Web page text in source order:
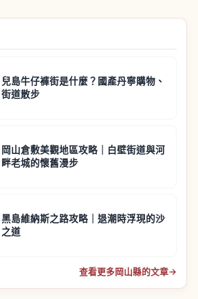
兒島牛仔褲街是什麼？國產丹寧購物、
街道散步
岡山倉敷美觀地區攻略｜白壁街道與河
畔老城的懷舊漫步
黑島維納斯之路攻略｜退潮時浮現的沙
之道
查看更多岡山縣的文章→